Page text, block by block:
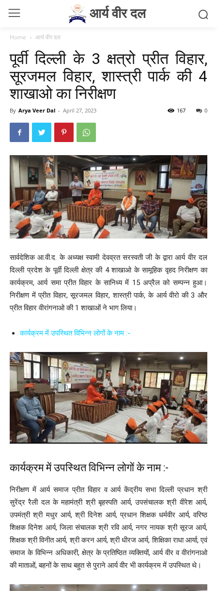
आर्य वीर दल
Home आर्य वीर दल
पूर्वी दिल्ली के 3 क्षत्रो प्रीत विहार,
सूरजमल विहार, शास्त्री पार्क की 4
शाखाओ का निरीक्षण
By Arya Veer Dal - April 27, 2023 0
167
सार्वदेशिक आ.वी.द. के अध्यक्ष स्वामी देवव्रत सरस्वती जी के द्वारा आर्य वीर दल
दिल्ली प्रदेश के पूर्वी दिल्ली क्षेत्र की 4 शाखाओ के सामूहिक वृहद निरीक्षण का
कार्यक्रम, आर्य समा प्रीत विहार के सानिध्य में 15 अप्रैल को सम्पन्न हुआ।
निरीक्षण में प्रीत विहार, सूरजमल विहार, शास्त्री पार्क, के आर्य वीरो की 3 और
प्रीत विहार वीरांगनाओ की 1 शाखाओं ने भाग लिया।
कार्यक्रम में उपस्थित विभिन्न लोगों के नाम :-
कार्यक्रम में उपस्थित विभिन्न लोगों के नाम :-
निरीक्षण में आर्य समाज प्रीत विहार व आर्य केंद्रीय सभा दिल्ली प्रधान श्री
सुरेंद्र रैली दल के महामंत्री श्री बृहस्पति आर्य, उपसंचालक श्री वीरेश आर्य,
उपमंत्री श्री मधुर आर्य, श्री दिनेश आर्य, प्रधान शिक्षक धर्मवीर आर्य, वरिष्ठ
शिक्षक दिनेश आर्य, जिला संचालक श्री रवि आर्य, नगर नायक श्री सूरज आर्य,
शिक्षक श्री विनीत आर्य, श्री करन आर्य, श्री धीरज आर्य, शिक्षिका राधा आर्या, एवं
समाज के विभिन्न अधिकारी, क्षेत्र के प्रतिष्ठित व्यक्तियों, आर्य वीर व वीरांगनाओ
की माताओं, बहनों के साथ बहुत से पुराने आर्य वीर भी कार्यक्रम में उपस्थित थे।